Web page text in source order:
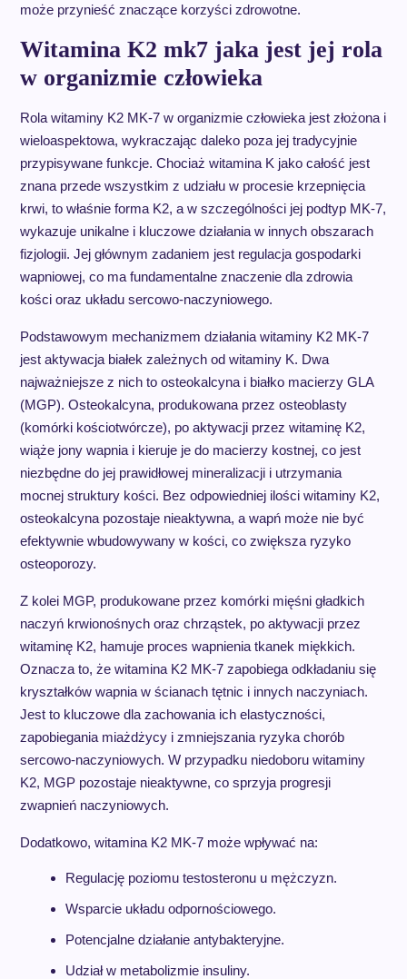
może przynieść znaczące korzyści zdrowotne.
Witamina K2 mk7 jaka jest jej rola
w organizmie człowieka
Rola witaminy K2 MK-7 w organizmie człowieka jest złożona i
wieloaspektowa, wykraczając daleko poza jej tradycyjnie
przypisywane funkcje. Chociaż witamina K jako całość jest
znana przede wszystkim z udziału w procesie krzepnięcia
krwi, to właśnie forma K2, a w szczególności jej podtyp MK-7,
wykazuje unikalne i kluczowe działania w innych obszarach
fizjologii. Jej głównym zadaniem jest regulacja gospodarki
wapniowej, co ma fundamentalne znaczenie dla zdrowia
kości oraz układu sercowo-naczyniowego.
Podstawowym mechanizmem działania witaminy K2 MK-7
jest aktywacja białek zależnych od witaminy K. Dwa
najważniejsze z nich to osteokalcyna i białko macierzy GLA
(MGP). Osteokalcyna, produkowana przez osteoblasty
(komórki kościotwórcze), po aktywacji przez witaminę K2,
wiąże jony wapnia i kieruje je do macierzy kostnej, co jest
niezbędne do jej prawidłowej mineralizacji i utrzymania
mocnej struktury kości. Bez odpowiedniej ilości witaminy K2,
osteokalcyna pozostaje nieaktywna, a wapń może nie być
efektywnie wbudowywany w kości, co zwiększa ryzyko
osteoporozy.
Z kolei MGP, produkowane przez komórki mięśni gładkich
naczyń krwionośnych oraz chrząstek, po aktywacji przez
witaminę K2, hamuje proces wapnienia tkanek miękkich.
Oznacza to, że witamina K2 MK-7 zapobiega odkładaniu się
kryształków wapnia w ścianach tętnic i innych naczyniach.
Jest to kluczowe dla zachowania ich elastyczności,
zapobiegania miażdżycy i zmniejszania ryzyka chorób
sercowo-naczyniowych. W przypadku niedoboru witaminy
K2, MGP pozostaje nieaktywne, co sprzyja progresji
zwapnień naczyniowych.
Dodatkowo, witamina K2 MK-7 może wpływać na:
Regulację poziomu testosteronu u mężczyzn.
Wsparcie układu odpornościowego.
Potencjalne działanie antybakteryjne.
Udział w metabolizmie insuliny.